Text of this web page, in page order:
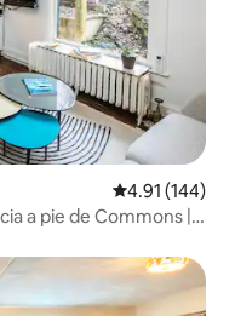
Calificación
4.91 (144)
a pie de Commons |